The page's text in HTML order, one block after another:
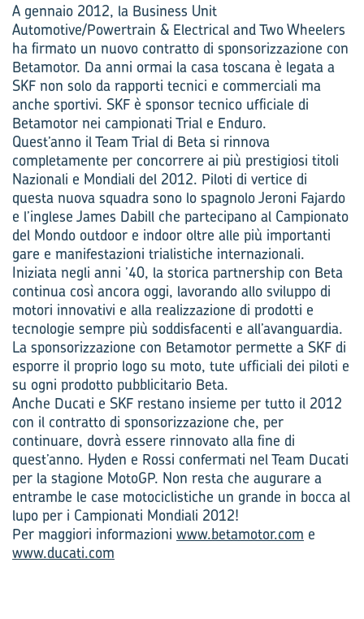
A gennaio 2012, la Business Unit
Automotive/Powertrain & Electrical and Two Wheelers
ha firmato un nuovo contratto di sponsorizzazione con
Betamotor. Da anni ormai la casa toscana è legata a
SKF non solo da rapporti tecnici e commerciali ma
anche sportivi. SKF è sponsor tecnico ufficiale di
Betamotor nei campionati Trial e Enduro.
Quest’anno il Team Trial di Beta si rinnova
completamente per concorrere ai più prestigiosi titoli
Nazionali e Mondiali del 2012. Piloti di vertice di
questa nuova squadra sono lo spagnolo Jeroni Fajardo
e l’inglese James Dabill che partecipano al Campionato
del Mondo outdoor e indoor oltre alle più importanti
gare e manifestazioni trialistiche internazionali.
Iniziata negli anni ’40, la storica partnership con Beta
continua così ancora oggi, lavorando allo sviluppo di
motori innovativi e alla realizzazione di prodotti e
tecnologie sempre più soddisfacenti e all’avanguardia.
La sponsorizzazione con Betamotor permette a SKF di
esporre il proprio logo su moto, tute ufficiali dei piloti e
su ogni prodotto pubblicitario Beta.
Anche Ducati e SKF restano insieme per tutto il 2012
con il contratto di sponsorizzazione che, per
continuare, dovrà essere rinnovato alla fine di
quest’anno. Hyden e Rossi confermati nel Team Ducati
per la stagione MotoGP. Non resta che augurare a
entrambe le case motociclistiche un grande in bocca al
lupo per i Campionati Mondiali 2012!
Per maggiori informazioni www.betamotor.com e
www.ducati.com